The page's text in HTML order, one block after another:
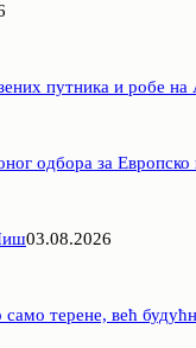
путника и робе
одбора за
03.08.2026
терене, већ